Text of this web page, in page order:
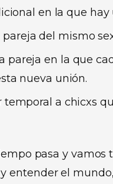
en la que
del mismo
pareja en la que
nueva unión.
temporal a chicxs
pasa y
entender el